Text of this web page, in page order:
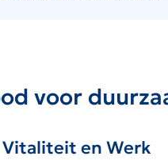
voor
Vitaliteit en Werk